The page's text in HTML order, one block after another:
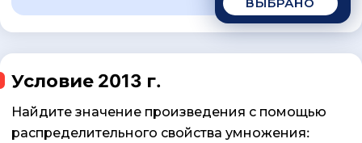
Условие 2013 г.
Найдите значение произведения с помощью
распределительного свойства умножения: